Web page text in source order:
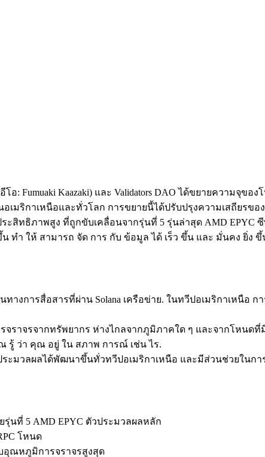
โอ: Fumuaki Kaazaki) และ Validators DAO ได้ขยายความจุขอ
เมริกาเหนือและทั่วโลก การขยายนี้ได้ปรับปรุงความเสถียรข
ะสิทธิภาพสูง ที่ถูกขับเคลื่อนจากรุ่นที่ 5 รุ่นล่าสุด AMD EPYC
ทํา ให้ สามารถ จัด การ กับ ข้อมูล ได้ เร็ว ขึ้น และ มั่นคง ยิ่ง ขึ้
ทางการสื่อสารที่ผ่าน Solana เครือข่าย. ในทวีปอเมริกาเหนื
จราจรจากทรัพยากร ห่างไกลจากภูมิภาคใด ๆ และจากโหนดที่
รู้ ว่า คุณ อยู่ ใน สภาพ การณ์ เช่น ไร.
ะมวลผลได้พัฒนาขึ้นทั่วทวีปอเมริกาเหนือ และมีส่วนช่วยในกา
นที่ 5 AMD EPYC ตัวประมวลผลหลัก
โหนด
อุณหภูมิการจราจรสูงสุด